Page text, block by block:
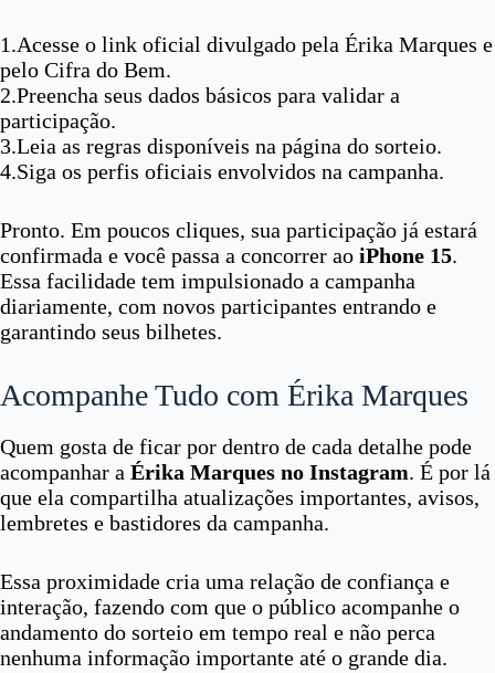
1.Acesse o link oficial divulgado pela Érika Marques e
pelo Cifra do Bem.
2.Preencha seus dados básicos para validar a
participação.
3.Leia as regras disponíveis na página do sorteio.
4.Siga os perfis oficiais envolvidos na campanha.
Pronto. Em poucos cliques, sua participação já estará
confirmada e você passa a concorrer ao iPhone 15.
Essa facilidade tem impulsionado a campanha
diariamente, com novos participantes entrando e
garantindo seus bilhetes.
Acompanhe Tudo com Érika Marques
Quem gosta de ficar por dentro de cada detalhe pode
acompanhar a Érika Marques no Instagram. É por lá
que ela compartilha atualizações importantes, avisos,
lembretes e bastidores da campanha.
Essa proximidade cria uma relação de confiança e
interação, fazendo com que o público acompanhe o
andamento do sorteio em tempo real e não perca
nenhuma informação importante até o grande dia.